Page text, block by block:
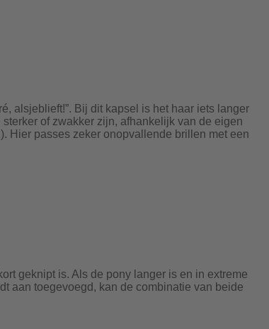
alsjeblieft!”. Bij dit kapsel is het haar iets langer
of zwakker zijn, afhankelijk van de eigen
Hier passes zeker onopvallende brillen met een
geknipt is. Als de pony langer is en in extreme
aan toegevoegd, kan de combinatie van beide